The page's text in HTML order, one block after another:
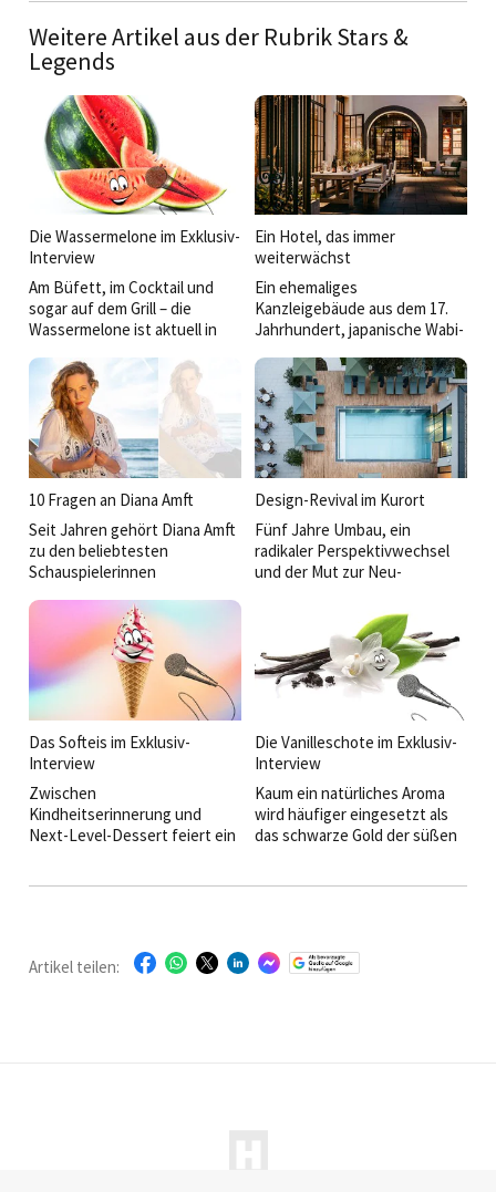
Weitere Artikel aus der Rubrik Stars &
Legends
Die Wassermelone im Exklusiv-
Interview
Am Büfett, im Cocktail und
sogar auf dem Grill – die
Wassermelone ist aktuell in
Im Gespräch verrät sie mehr
über ihren Aufstieg zur ­
beliebtesten Sommerfrucht
der Welt.
Ein Hotel, das immer
weiterwächst
Ein ehemaliges
Kanzleigebäude aus dem 17.
Jahrhundert, japanische Wabi-
japanische Sterneküche und
eine Gastgeberfamilie mit
Vision: Das PURS Luxury
Boutique Hotel & Restaurant
in Andernach ist vieles
zugleich – Boutiquehotel,
Designobjekt und
Seit knapp einem Jahr führen
Phillip und Maximilian Doetsch
das Haus – und treiben die
Areals rund um das PURS ­
konsequent weiter voran.
10 Fragen an Diana Amft
Seit Jahren gehört Diana Amft
zu den beliebtesten
Schauspielerinnen
Stillstand ist für sie keine
Option: Neben erfolgreichen
Kinderbüchern erobert sie nun
auch die Musikwelt. Warum sie
immer wieder Neues
ausprobiert, was sie an ihrem
aktuellen Kinofilm begeistert
und welche Rolle
und Restaurants spielt, verrät
sie im HOGAPAGE-Interview.
Design-Revival im Kurort
Fünf Jahre Umbau, ein
radikaler Perspektivwechsel
und der Mut zur Neu­
Wellnesshotel Wittelsbach hat
sich von Grund auf neu
erfunden. Heute verbindet
das Vier-Sterne-Superior-Haus
stilvolles Interieur, moderne
Wellnesswelten und regionale
Kulinarik zu einem Konzept,
das weit über die klassische
Das Softeis im Exklusiv-
Interview
Zwischen
Kindheitserinnerung und
Next-Level-Dessert feiert ein
Die ­Vanilleschote im Exklusiv-
Interview
Kaum ein natürliches Aroma
wird häufiger eingesetzt als
das schwarze Gold der süßen
Artikel teilen: